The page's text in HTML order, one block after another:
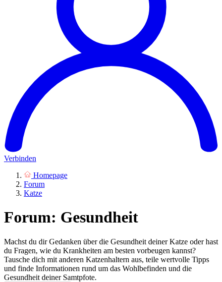
Verbinden
Homepage
Forum
Katze
Forum: Gesundheit
Machst du dir Gedanken über die Gesundheit deiner Katze oder hast
du Fragen, wie du Krankheiten am besten vorbeugen kannst?
Tausche dich mit anderen Katzenhaltern aus, teile wertvolle Tipps
und finde Informationen rund um das Wohlbefinden und die
Gesundheit deiner Samtpfote.